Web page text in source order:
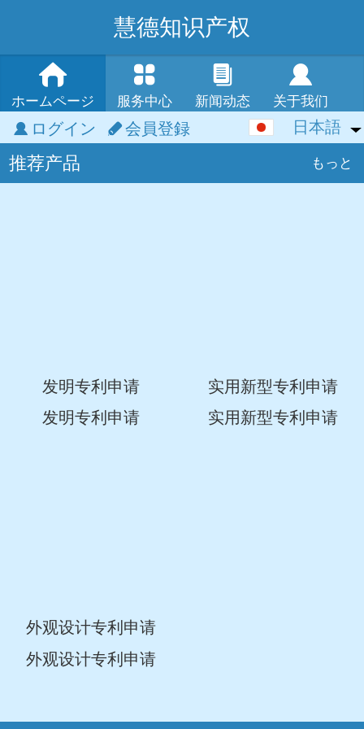
慧德知识产权
ホームページ 服务中心 新闻动态 关于我们
ログイン 会員登録 日本語
日本語
推荐产品 もっと
发明专利申请
发明专利申请
实用新型专利申请
实用新型专利申请
外观设计专利申请
外观设计专利申请